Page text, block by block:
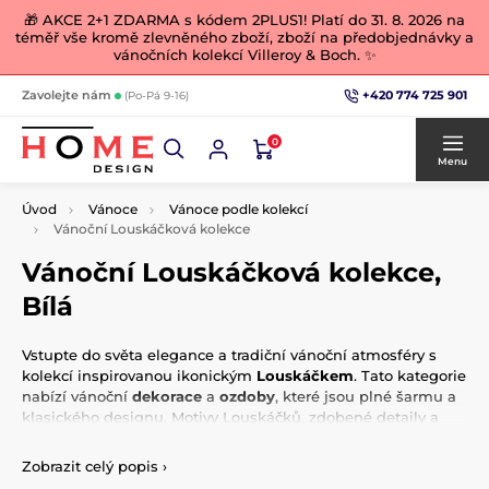
🎁 AKCE 2+1 ZDARMA s kódem 2PLUS1! Platí do 31. 8. 2026 na
téměř vše kromě zlevněného zboží, zboží na předobjednávky a
vánočních kolekcí Villeroy & Boch. ✨
Zavolejte nám (Po-Pá 9-16) +420 774 725 901
0
Menu
Úvod Vánoce
Vánoce podle kolekcí
Vánoční Louskáčková kolekce
Vánoční Louskáčková kolekce,
Bílá
Vstupte do světa elegance a tradiční vánoční atmosféry s
kolekcí inspirovanou ikonickým Louskáčkem. Tato kategorie
nabízí vánoční dekorace a ozdoby, které jsou plné šarmu a
klasického designu. Motivy Louskáčků, zdobené detaily a
přinesou do vašeho domova pohádkovou sváteční náladu.
Zobrazit celý popis ›